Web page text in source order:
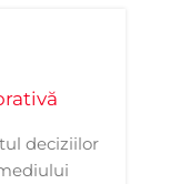
deciziilor